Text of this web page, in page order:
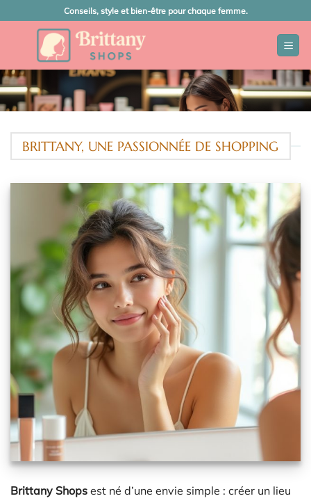
au
Conseils, style et bien-être pour chaque femme.
BRITTANY, UNE PASSIONNÉE DE SHOPPING
Brittany Shops est né d’une envie simple : créer un lieu